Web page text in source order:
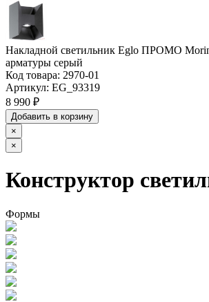
Накладной светильник Eglo ПРОМО
арматуры серый
Код товара: 2970-01
Артикул: EG_93319
8 990 ₽
Добавить в корзину
×
×
Конструктор
Формы